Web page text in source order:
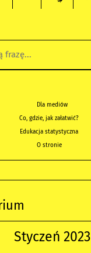
Dla mediów
Co, gdzie, jak załatwić?
Edukacja statystyczna
O stronie
Styczeń 2023